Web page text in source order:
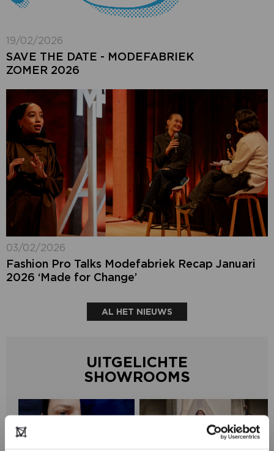
19/02/2026
SAVE THE DATE - MODEFABRIEK
ZOMER 2026
03/02/2026
Fashion Pro Talks Modefabriek Recap Januari
2026 ‘Made for Change’
AL HET NIEUWS
UITGELICHTE
SHOWROOMS